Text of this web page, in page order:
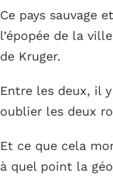
Ce pays sauvage
l’épopée de la
de Kruger.
Entre les deux, il
oublier les deux
Et ce que cela
à quel point la